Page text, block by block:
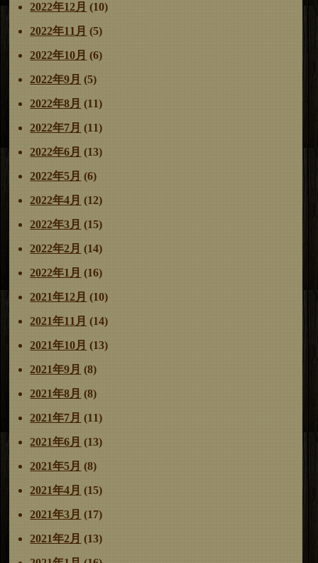
2022年12月 (10)
2022年11月 (5)
2022年10月 (6)
2022年9月 (5)
2022年8月 (11)
2022年7月 (11)
2022年6月 (13)
2022年5月 (6)
2022年4月 (12)
2022年3月 (15)
2022年2月 (14)
2022年1月 (16)
2021年12月 (10)
2021年11月 (14)
2021年10月 (13)
2021年9月 (8)
2021年8月 (8)
2021年7月 (11)
2021年6月 (13)
2021年5月 (8)
2021年4月 (15)
2021年3月 (17)
2021年2月 (13)